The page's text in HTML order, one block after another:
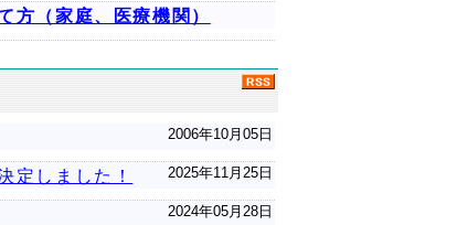
方（家庭、医療機関）
2006年10月05日
2025年11月25日
定しました！
2024年05月28日